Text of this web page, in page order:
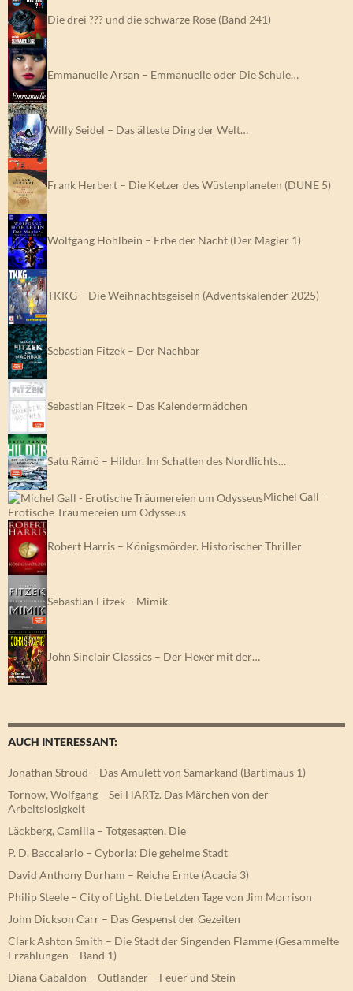
Die drei ??? und die schwarze Rose (Band 241)
Emmanuelle Arsan – Emmanuelle oder Die Schule…
Willy Seidel – Das älteste Ding der Welt…
Frank Herbert – Die Ketzer des Wüstenplaneten (DUNE 5)
Wolfgang Hohlbein – Erbe der Nacht (Der Magier 1)
TKKG – Die Weihnachtsgeiseln (Adventskalender 2025)
Sebastian Fitzek – Der Nachbar
Sebastian Fitzek – Das Kalendermädchen
Satu Rämö – Hildur. Im Schatten des Nordlichts…
Michel Gall –
Erotische Träumereien um Odysseus
Robert Harris – Königsmörder. Historischer Thriller
Sebastian Fitzek – Mimik
John Sinclair Classics – Der Hexer mit der…
AUCH INTERESSANT:
Jonathan Stroud – Das Amulett von Samarkand (Bartimäus 1)
Tornow, Wolfgang – Sei HARTz. Das Märchen von der
Arbeitslosigkeit
Läckberg, Camilla – Totgesagten, Die
P. D. Baccalario – Cyboria: Die geheime Stadt
David Anthony Durham – Reiche Ernte (Acacia 3)
Philip Steele – City of Light. Die Letzten Tage von Jim Morrison
John Dickson Carr – Das Gespenst der Gezeiten
Clark Ashton Smith – Die Stadt der Singenden Flamme (Gesammelte
Erzählungen – Band 1)
Diana Gabaldon – Outlander – Feuer und Stein